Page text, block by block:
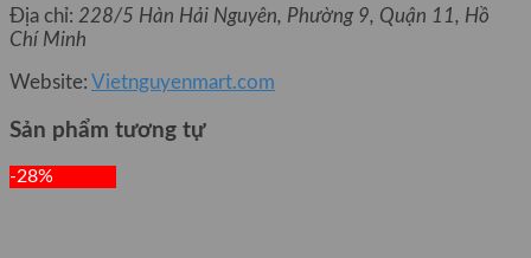
Địa chỉ: 228/5 Hàn Hải Nguyên, Phường 9, Quận 11, Hồ
Chí Minh
Website: Vietnguyenmart.com
Sản phẩm tương tự
-28%